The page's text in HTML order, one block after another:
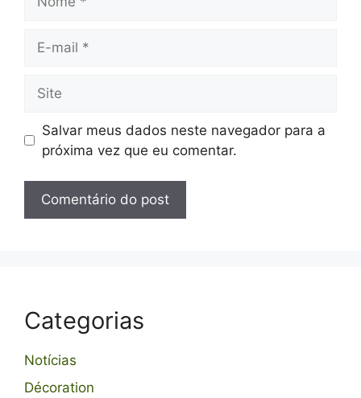
mail
Salvar meus dados neste navegador para a
próxima vez que eu comentar.
Categorias
Notícias
Décoration